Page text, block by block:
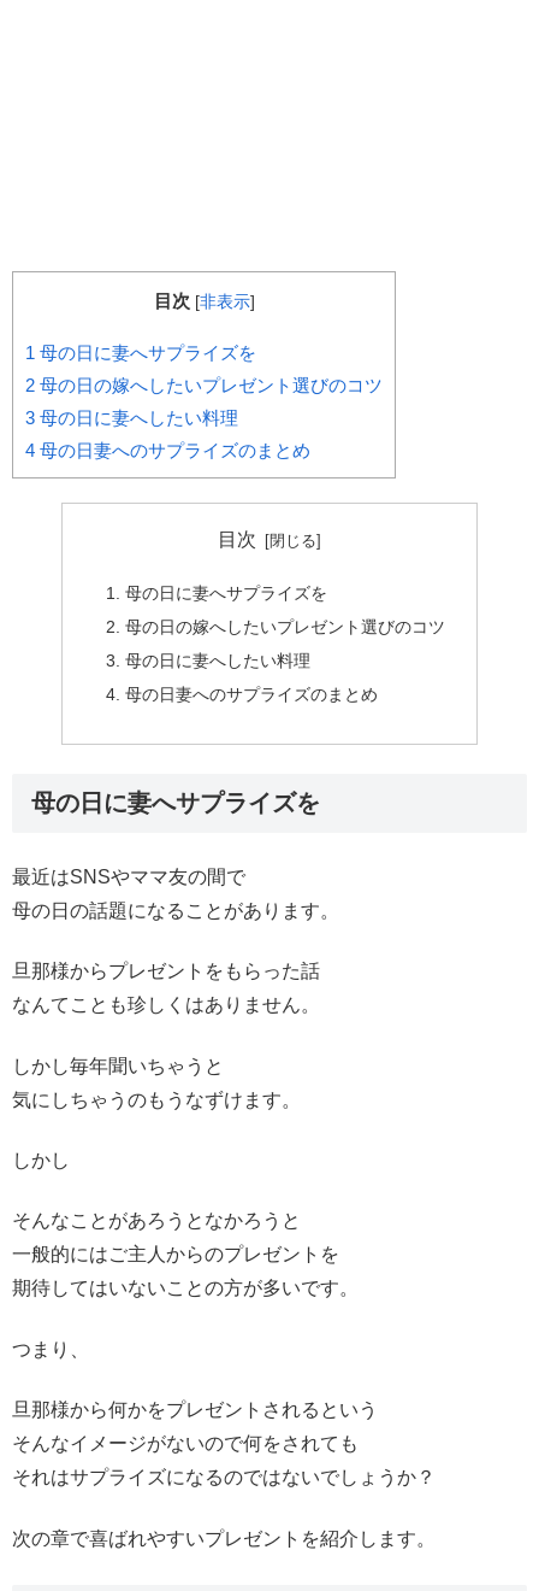
目次 [非表示]
1 母の日に妻へサプライズを
2 母の日の嫁へしたいプレゼント選びのコツ
3 母の日に妻へしたい料理
4 母の日妻へのサプライズのまとめ
目次
母の日に妻へサプライズを
母の日の嫁へしたいプレゼント選びのコツ
母の日に妻へしたい料理
母の日妻へのサプライズのまとめ
母の日に妻へサプライズを
最近はSNSやママ友の間で
母の日の話題になることがあります。
旦那様からプレゼントをもらった話
なんてことも珍しくはありません。
しかし毎年聞いちゃうと
気にしちゃうのもうなずけます。
しかし
そんなことがあろうとなかろうと
一般的にはご主人からのプレゼントを
期待してはいないことの方が多いです。
つまり、
旦那様から何かをプレゼントされるという
そんなイメージがないので何をされても
それはサプライズになるのではないでしょうか？
次の章で喜ばれやすいプレゼントを紹介します。